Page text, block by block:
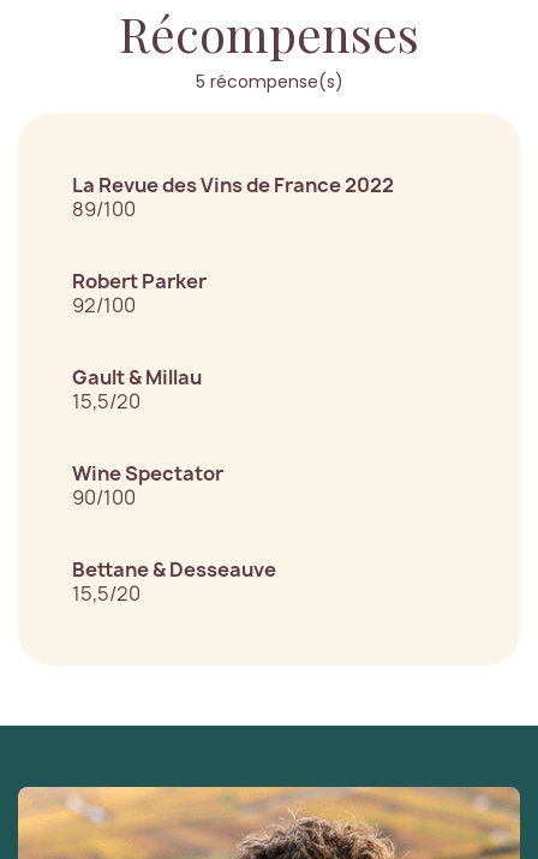
Récompenses
5 récompense(s)
La Revue des Vins de France 2022
89/100
Robert Parker
92/100
Gault & Millau
15,5/20
Wine Spectator
90/100
Bettane & Desseauve
15,5/20